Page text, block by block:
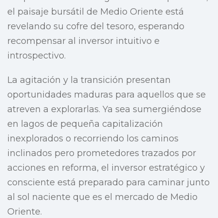
el paisaje bursátil de Medio Oriente está
revelando su cofre del tesoro, esperando
recompensar al inversor intuitivo e
introspectivo.
La agitación y la transición presentan
oportunidades maduras para aquellos que se
atreven a explorarlas. Ya sea sumergiéndose
en lagos de pequeña capitalización
inexplorados o recorriendo los caminos
inclinados pero prometedores trazados por
acciones en reforma, el inversor estratégico y
consciente está preparado para caminar junto
al sol naciente que es el mercado de Medio
Oriente.